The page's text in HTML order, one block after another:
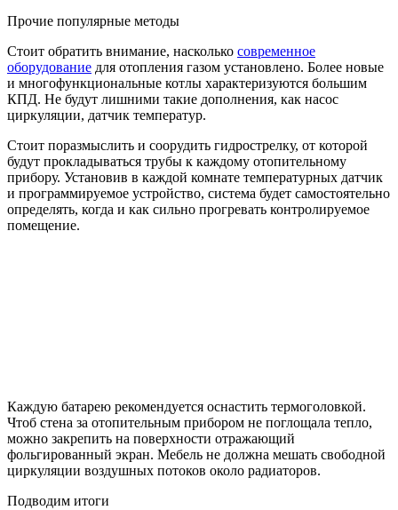
Прочие популярные методы
Стоит обратить внимание, насколько современное
оборудование для отопления газом установлено. Более новые
и многофункциональные котлы характеризуются большим
КПД. Не будут лишними такие дополнения, как насос
циркуляции, датчик температур.
Стоит поразмыслить и соорудить гидрострелку, от которой
будут прокладываться трубы к каждому отопительному
прибору. Установив в каждой комнате температурных датчик
и программируемое устройство, система будет самостоятельно
определять, когда и как сильно прогревать контролируемое
помещение.
Каждую батарею рекомендуется оснастить термоголовкой.
Чтоб стена за отопительным прибором не поглощала тепло,
можно закрепить на поверхности отражающий
фольгированный экран. Мебель не должна мешать свободной
циркуляции воздушных потоков около радиаторов.
Подводим итоги